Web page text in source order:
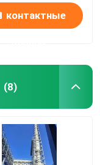
контактные
(8)